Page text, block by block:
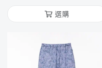
選購